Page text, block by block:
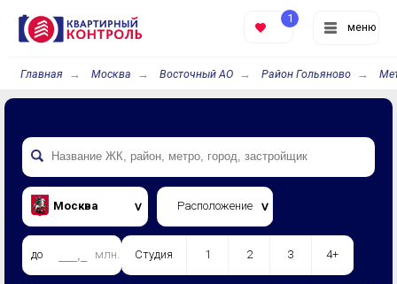
меню
1
Главная Москва Восточный АО Район Гольяново
Москва Расположение
до млн. Студия 1 2 3 4+